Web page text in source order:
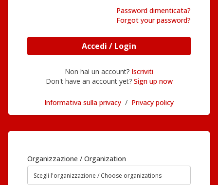
Password dimenticata?
Forgot your password?
Accedi / Login
Non hai un account? Iscriviti
Don't have an account yet? Sign up now
Informativa sulla privacy / Privacy policy
Organizzazione / Organization